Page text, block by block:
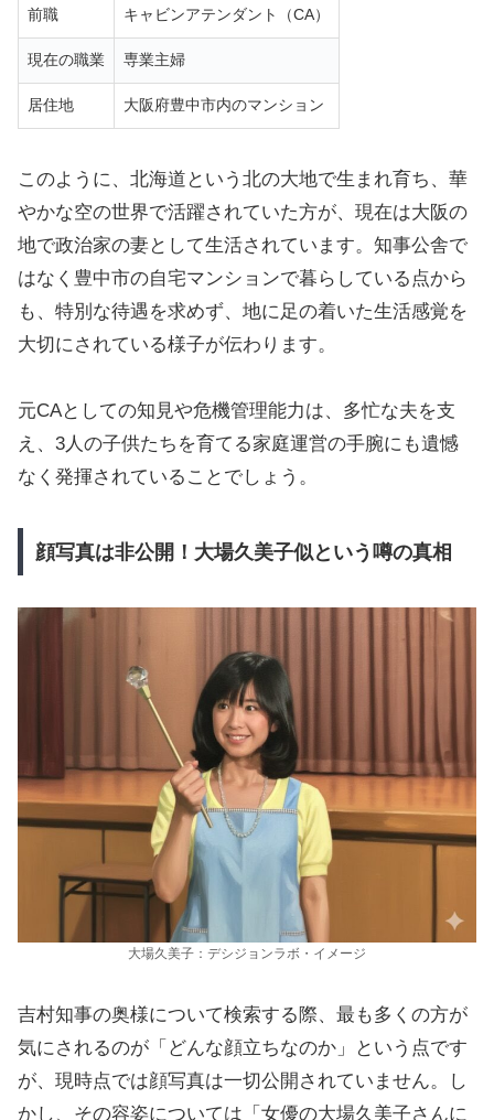
前職 キャビンアテンダント（CA）
現在の職業 専業主婦
居住地 大阪府豊中市内のマンション
このように、北海道という北の大地で生まれ育ち、華
やかな空の世界で活躍されていた方が、現在は大阪の
地で政治家の妻として生活されています。知事公舎で
はなく豊中市の自宅マンションで暮らしている点から
も、特別な待遇を求めず、地に足の着いた生活感覚を
大切にされている様子が伝わります。
元CAとしての知見や危機管理能力は、多忙な夫を支
え、3人の子供たちを育てる家庭運営の手腕にも遺憾
なく発揮されていることでしょう。
顔写真は非公開！大場久美子似という噂の真相
大場久美子：デシジョンラボ・イメージ
吉村知事の奥様について検索する際、最も多くの方が
気にされるのが「どんな顔立ちなのか」という点です
が、現時点では顔写真は一切公開されていません。し
かし、その容姿については「女優の大場久美子さんに